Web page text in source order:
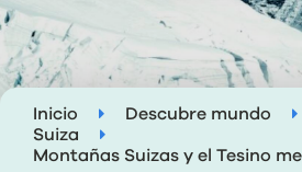
Inicio Descubre mundo
Suiza
Montañas Suizas y el Tesino